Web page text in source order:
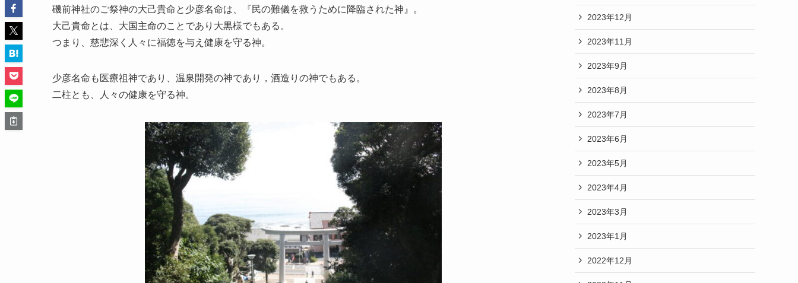
磯前神社のご祭神の大己貴命と少彦名命は、『民の難儀を救うために降臨された神』。
大己貴命とは、大国主命のことであり大黒様でもある。
つまり、慈悲深く人々に福徳を与え健康を守る神。
少彦名命も医療祖神であり、温泉開発の神であり，酒造りの神でもある。
二柱とも、人々の健康を守る神。
2023年12月
2023年11月
2023年9月
2023年8月
2023年7月
2023年6月
2023年5月
2023年4月
2023年3月
2023年1月
2022年12月